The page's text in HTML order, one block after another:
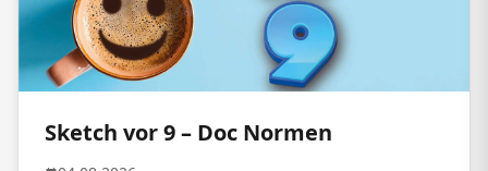
Sketch vor 9 – Doc Normen